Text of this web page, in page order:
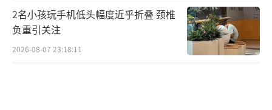
2名小孩玩手机低头幅度近乎折叠 颈椎
负重引关注
2026-08-07 23:18:11